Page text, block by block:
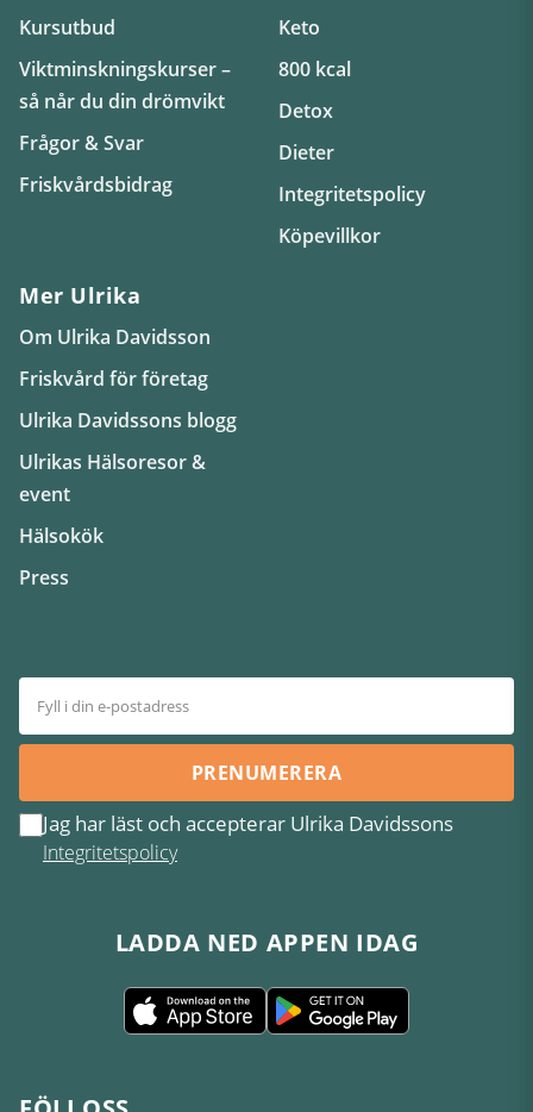
Kursutbud
Viktminskningskurser –
så når du din drömvikt
Frågor & Svar
Friskvårdsbidrag
Keto
800 kcal
Detox
Dieter
Integritetspolicy
Köpevillkor
Mer Ulrika
Om Ulrika Davidsson
Friskvård för företag
Ulrika Davidssons blogg
Ulrikas Hälsoresor &
event
Hälsokök
Press
PRENUMERERA
Jag har läst och accepterar Ulrika Davidssons
Integritetspolicy
LADDA NED APPEN IDAG